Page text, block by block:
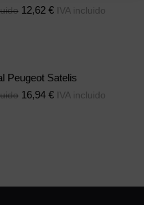
12,62 € IVA incluido
Peugeot Satelis
16,94 € IVA incluido